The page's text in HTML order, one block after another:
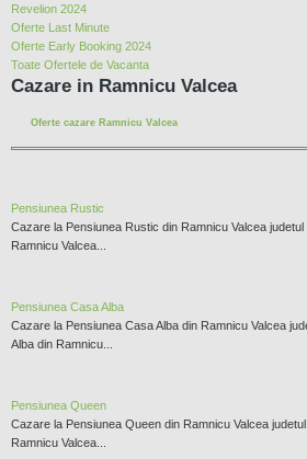
Revelion 2024
Oferte Last Minute
Oferte Early Booking 2024
Toate Ofertele de Vacanta
Cazare in Ramnicu Valcea
Oferte cazare Ramnicu Valcea
Pensiunea Rustic
Cazare la Pensiunea Rustic din Ramnicu Valcea
Ramnicu Valcea...
Pensiunea Casa Alba
Cazare la Pensiunea Casa Alba din Ramnicu Valcea
Alba din Ramnicu...
Pensiunea Queen
Cazare la Pensiunea Queen din Ramnicu Valcea
Ramnicu Valcea...